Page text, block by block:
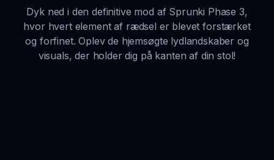
Dyk ned i den definitive mod af Sprunki Phase 3,
hvor hvert element af rædsel er blevet forstærket
og forfinet. Oplev de hjemsøgte lydlandskaber og
visuals, der holder dig på kanten af din stol!